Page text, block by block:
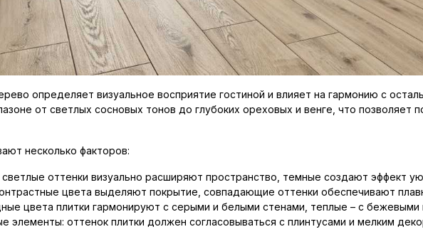
определяет визуальное восприятие гостиной и влияет на гармонию с
от светлых сосновых тонов до глубоких ореховых и венге, что
несколько факторов:
оттенки визуально расширяют пространство, темные создают эффект
цвета выделяют покрытие, совпадающие оттенки обеспечивают
цвета плитки гармонируют с серыми и белыми стенами, теплые – с бежевыми
элементы: оттенок плитки должен согласовываться с плинтусами и мелким